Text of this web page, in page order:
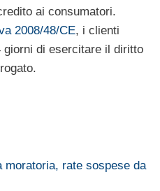
ai consumatori.
2008/48/CE, i clienti
giorni di esercitare il diritto
moratoria, rate sospese da